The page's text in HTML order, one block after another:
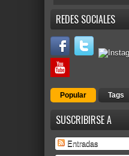
REDES SOCIALES
Popular Tags
SUSCRIBIRSE A
Entradas